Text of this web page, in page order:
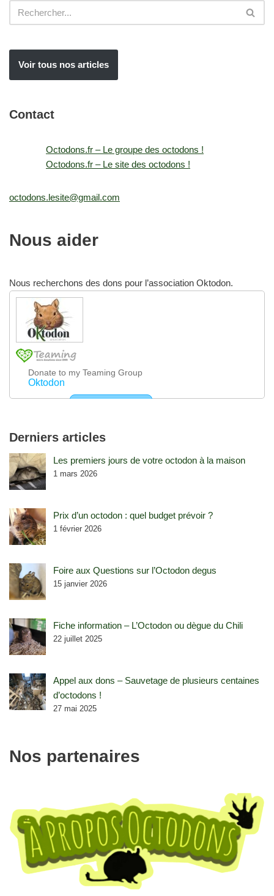
Voir tous nos articles
Contact
Octodons.fr – Le groupe des octodons !
Octodons.fr – Le site des octodons !
octodons.lesite@gmail.com
Nous aider
Nous recherchons des dons pour l’association Oktodon.
Derniers articles
Les premiers jours de votre octodon à la maison
1 mars 2026
Prix d’un octodon : quel budget prévoir ?
1 février 2026
Foire aux Questions sur l’Octodon degus
15 janvier 2026
Fiche information – L’Octodon ou dègue du Chili
22 juillet 2025
Appel aux dons – Sauvetage de plusieurs centaines
d’octodons !
27 mai 2025
Nos partenaires